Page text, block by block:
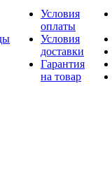
Условия
оплаты
Условия
доставки
Гарантия
на товар